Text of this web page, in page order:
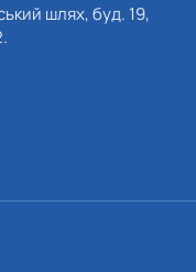
шлях, буд. 19,